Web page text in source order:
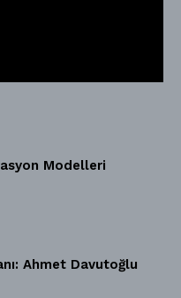
Modelleri
Ahmet Davutoğlu